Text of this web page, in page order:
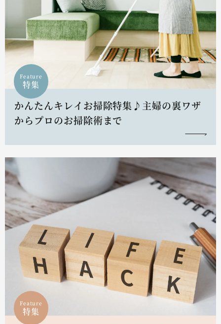
Feature
特集
かんたんキレイお掃除特集♪主婦の裏ワザ
からプロのお掃除術まで
Feature
特集